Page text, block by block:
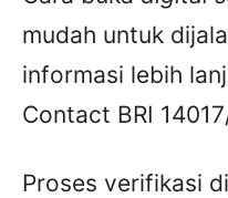
mudah untuk
informasi lebih
Contact BRI
Proses verifikasi